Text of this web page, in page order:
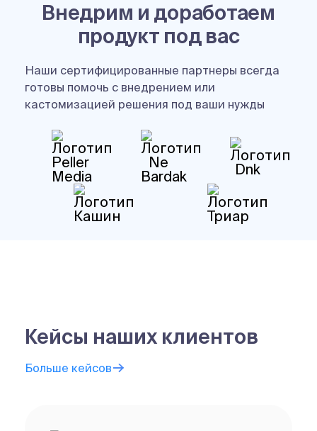
Внедрим и доработаем
продукт под вас
Наши сертифицированные партнеры всегда
готовы помочь с внедрением или
кастомизацией решения под ваши нужды
Кейсы наших клиентов
Больше кейсов